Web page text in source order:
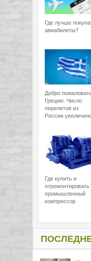
Где лучше
авиабилеты?
Добро
Грецию. Число
перелетов из
России
Где купить и
отремонтировать
промышленный
компрессор